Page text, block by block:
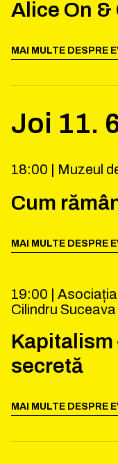
Alice On &
MAI MULTE DESPRE
Joi 11.
18:00 | Muzeul
Cum
MAI MULTE DESPRE
19:00 | Asociația
Cilindru Suceava
Kapitalism
secretă
MAI MULTE DESPRE